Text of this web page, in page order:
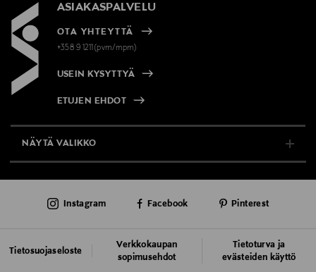
ASIAKASPALVELU
OTA YHTEYTTÄ
+358 9 1211(pvm/mpm)
USEIN KYSYTTYÄ
ETUJEN EHDOT
NÄYTÄ VALIKKO
AJANKOHTAISTA
Tietosuojaseloste
Verkkokaupan
sopimusehdot
Tietoturva ja
evästeiden käyttö
Instagram Facebook Pinterest